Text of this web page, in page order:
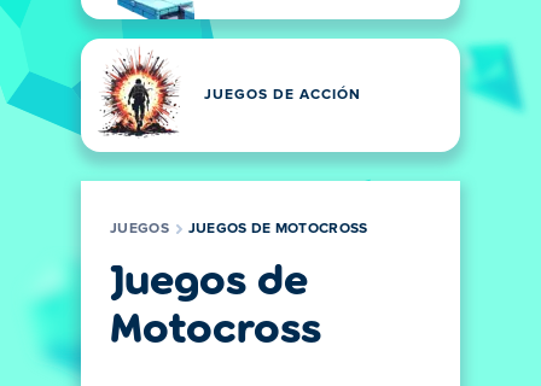
JUEGOS DE ACCIÓN
JUEGOS JUEGOS DE MOTOCROSS
Juegos de
Motocross